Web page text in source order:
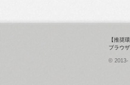
【推奨
ブラウ
© 2013-